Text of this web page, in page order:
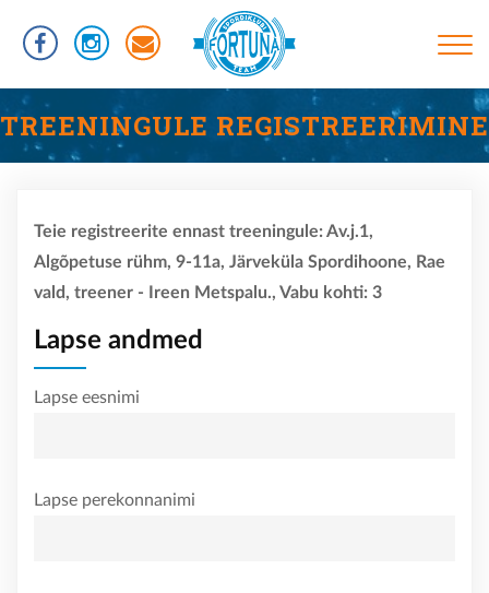
edasi
juurde
PõhinavigatsioonTREENINGUD
INFORMATSIOON
UJUMISTASEMED
TREENINGULE REGISTREERIMINE
Teie registreerite ennast treeningule: Av.j.1,
Algõpetuse rühm, 9-11a, Järveküla Spordihoone, Rae
vald, treener - Ireen Metspalu., Vabu kohti: 3
Lapse andmed
Lapse eesnimi
Lapse perekonnanimi